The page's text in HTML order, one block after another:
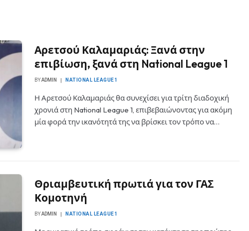
Αρετσού Καλαμαριάς: Ξανά στην
επιβίωση, ξανά στη National League 1
BYADMIN NATIONAL LEAGUE1
Η Αρετσού Καλαμαριάς θα συνεχίσει για τρίτη διαδοχική
χρονιά στη National League 1, επιβεβαιώνοντας για ακόμη
μία φορά την ικανότητά της να βρίσκει τον τρόπο να…
Θριαμβευτική πρωτιά για τον ΓΑΣ
Κομοτηνή
BYADMIN NATIONAL LEAGUE1